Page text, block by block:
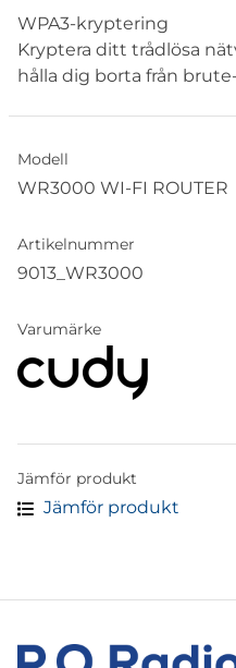
WPA3-kryptering
Kryptera ditt trådlösa
hålla dig borta från
Modell
WR3000 WI-FI ROUTER
Artikelnummer
9013_WR3000
Varumärke
Jämför produkt
Jämför produkt